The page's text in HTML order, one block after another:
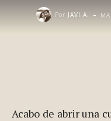
Por JAVI A. -
Acabo de abrir una